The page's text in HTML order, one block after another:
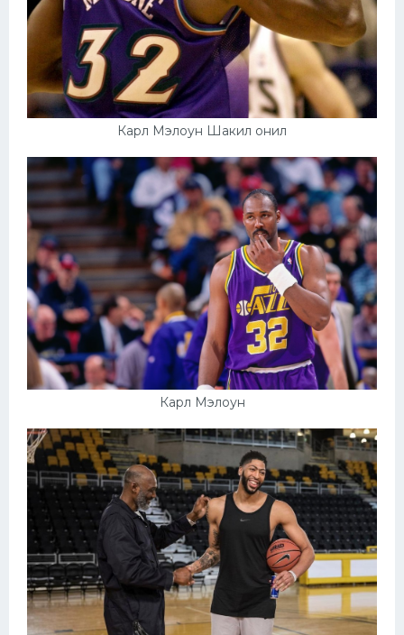
Карл Мэлоун Шакил онил
Карл Мэлоун